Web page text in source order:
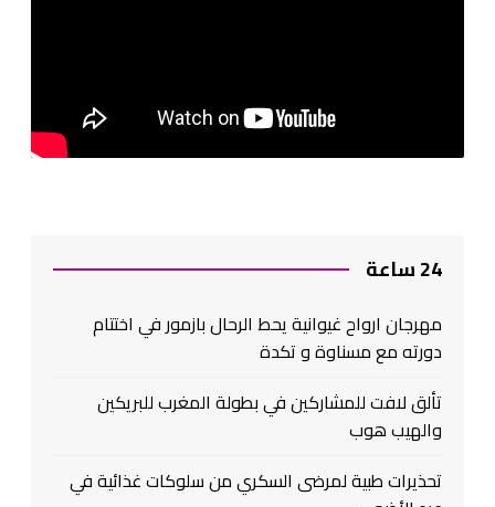
24 ساعة
مهرجان ارواح غيوانية يحط الرحال بازمور في اختتام
دورته مع مسناوة و تكدة
تألق لافت للمشاركين في بطولة المغرب للبريكين
والهيب هوب
تحذيرات طبية لمرضى السكري من سلوكات غذائية في